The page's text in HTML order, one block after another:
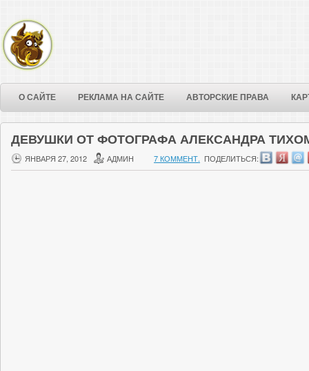
О САЙТЕ РЕКЛАМА НА САЙТЕ АВТОРСКИЕ ПРАВА
ДЕВУШКИ ОТ ФОТОГРАФА АЛЕКСАНДРА
ЯНВАРЯ 27, 2012 АДМИН 7 КОММЕНТ. ПОДЕЛИТЬСЯ: